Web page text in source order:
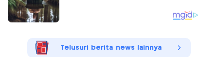
Telusuri berita news lainnya